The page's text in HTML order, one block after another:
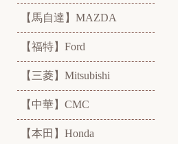
【馬自達】MAZDA
【福特】Ford
【三菱】Mitsubishi
【中華】CMC
【本田】Honda